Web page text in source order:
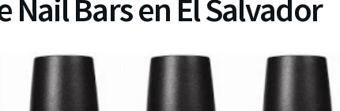
Nail Bars en El Salvador